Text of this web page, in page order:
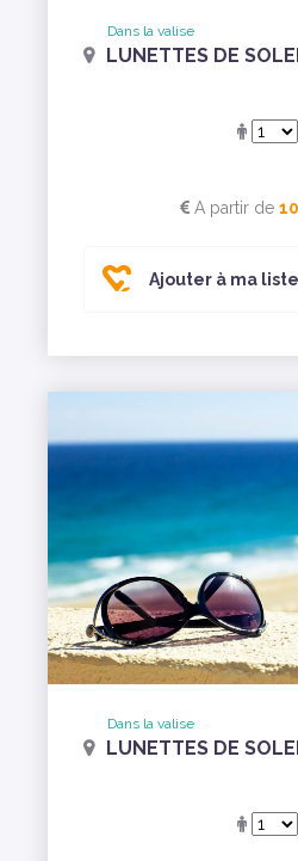
Dans la valise
LUNETTES DE
A partir de
Ajouter à ma liste
Dans la valise
LUNETTES DE